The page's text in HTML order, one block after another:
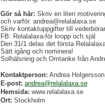
Gör så här: Skriv en liten
och varför. andrea@relalalaxa.se
Skriv kontaktuppgifter till
FB: Relalalaxa-för kropp och själ
Den 31/1 delas det första
Sätt igång och nominera!
Solhälsning och Omtanke från
Kontaktperson: Andrea Holgersson
E-post: andrea@relalalaxa.se
Hemsida: www.relalalaxa.se
Ort: Stockholm